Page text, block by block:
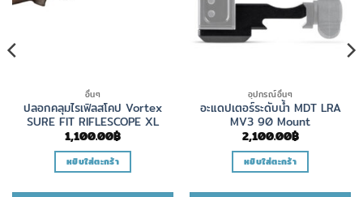
อื่นๆ
ปลอกคลุมไรเฟิลสโคป Vortex
SURE FIT RIFLESCOPE XL
1,100.00฿
หยิบใส่ตะกร้า
อุปกรณ์อื่นๆ
อะแดปเตอร์ระดับน้ำ MDT LRA
MV3 90 Mount
2,100.00฿
หยิบใส่ตะกร้า